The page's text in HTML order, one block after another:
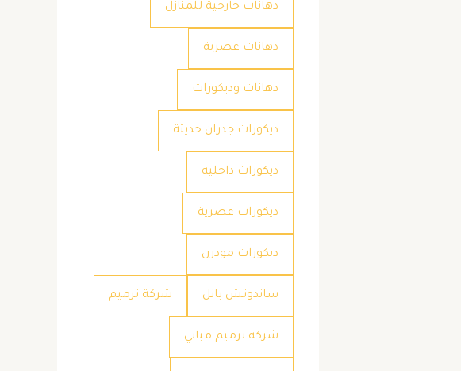
دهانات خارجية للمنازل
دهانات عصرية
دهانات وديكورات
ديكورات جدران حديثة
ديكورات داخلية
ديكورات عصرية
ديكورات مودرن
ساندوتش بانل شركة ترميم
شركة ترميم مباني